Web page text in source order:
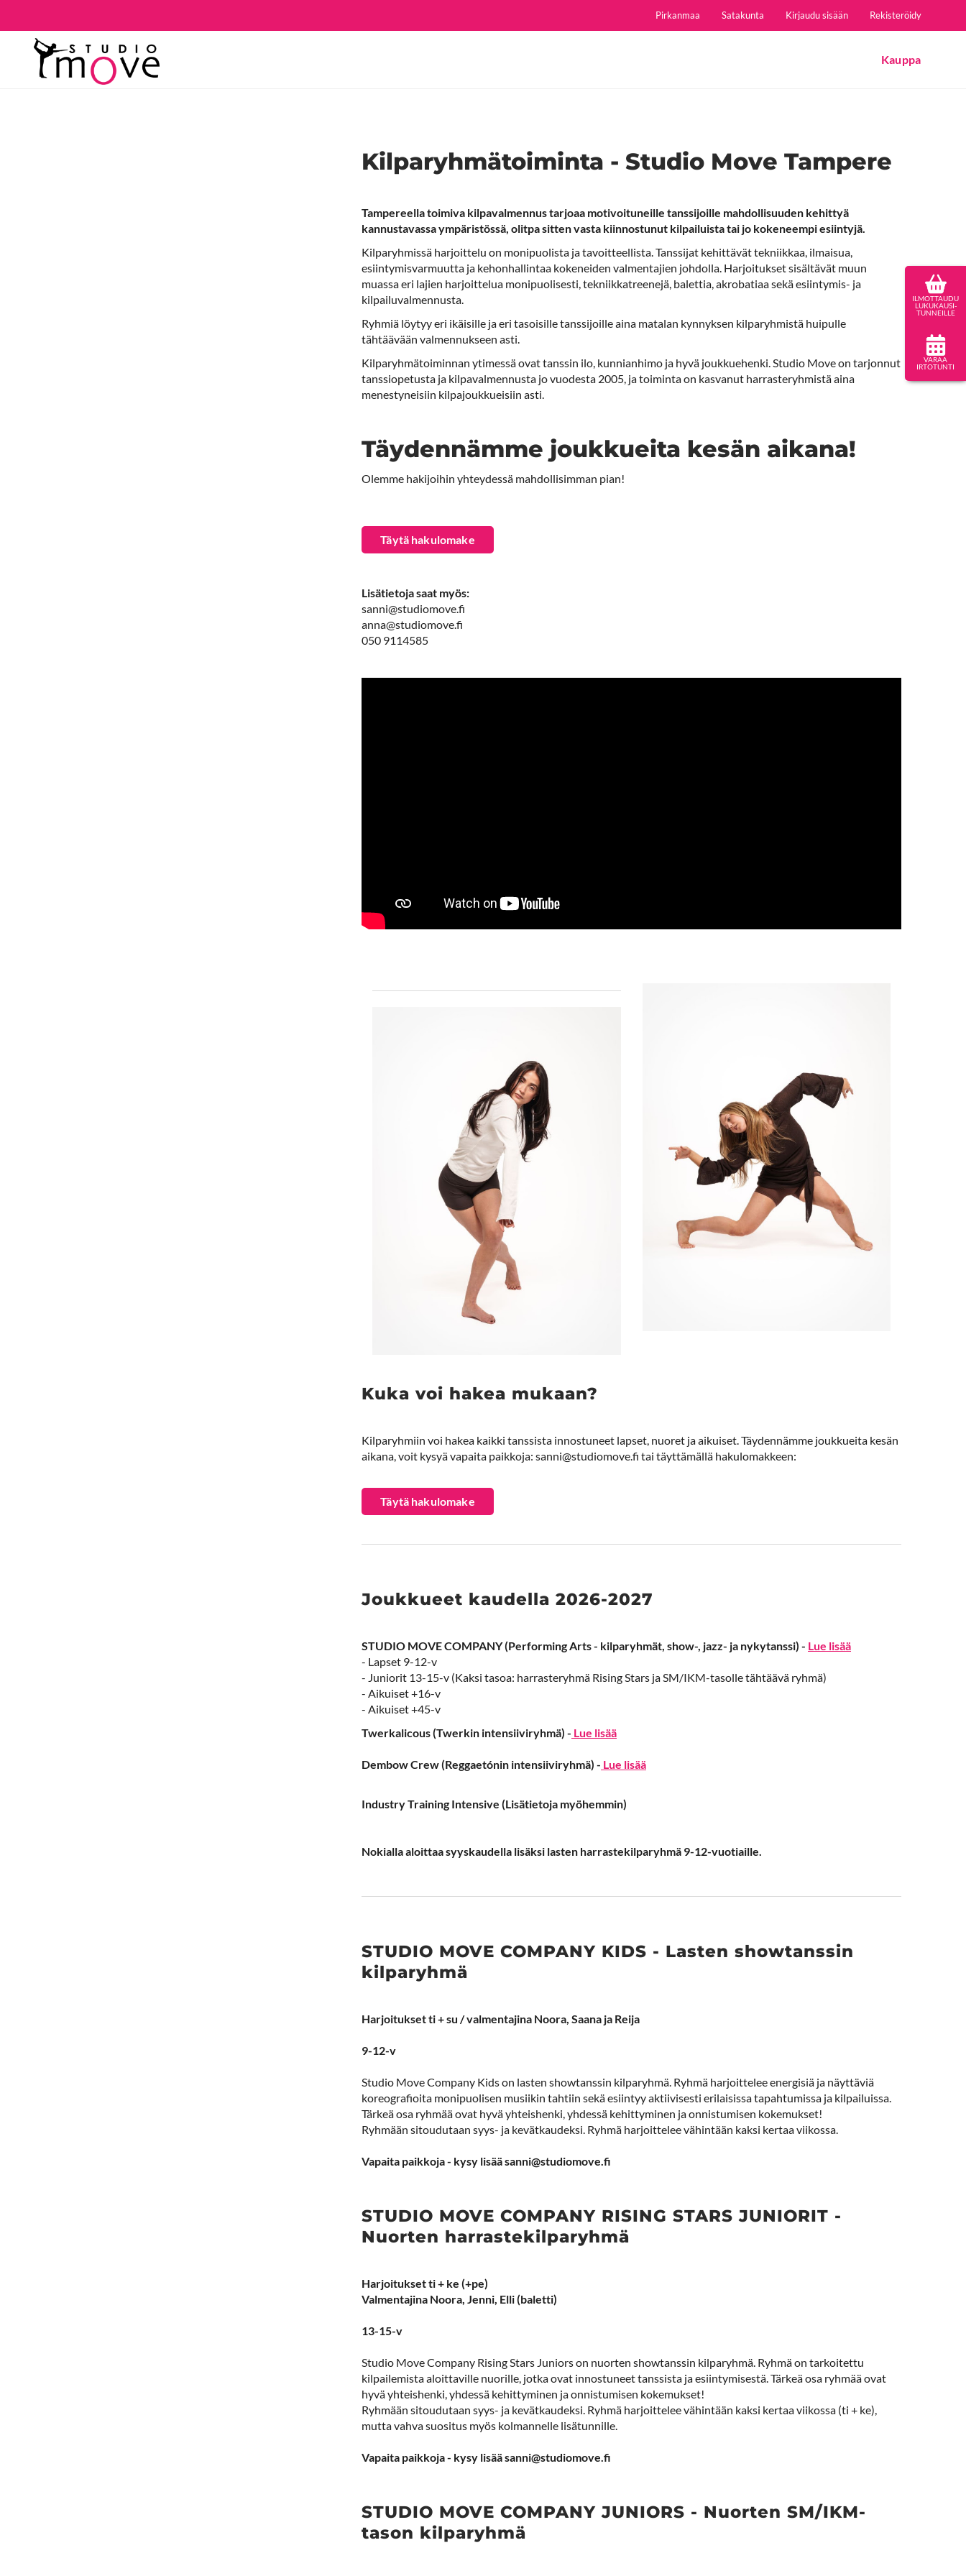
Pirkanmaa Satakunta Kirjaudu sisään Rekisteröidy
Kauppa
ILMOTTAUDU
LUKUKAUSI-
TUNNEILLE
VARAA
IRTOTUNTI
Kilparyhmätoiminta - Studio Move Tampere
Tampereella toimiva kilpavalmennus tarjoaa motivoituneille tanssijoille mahdollisuuden kehittyä
kannustavassa ympäristössä, olitpa sitten vasta kiinnostunut kilpailuista tai jo kokeneempi esiintyjä.
Kilparyhmissä harjoittelu on monipuolista ja tavoitteellista. Tanssijat kehittävät tekniikkaa, ilmaisua,
esiintymisvarmuutta ja kehonhallintaa kokeneiden valmentajien johdolla. Harjoitukset sisältävät muun
muassa eri lajien harjoittelua monipuolisesti, tekniikkatreenejä, balettia, akrobatiaa sekä esiintymis- ja
kilpailuvalmennusta.
Ryhmiä löytyy eri ikäisille ja eri tasoisille tanssijoille aina matalan kynnyksen kilparyhmistä huipulle
tähtäävään valmennukseen asti.
Kilparyhmätoiminnan ytimessä ovat tanssin ilo, kunnianhimo ja hyvä joukkuehenki. Studio Move on tarjonnut
tanssiopetusta ja kilpavalmennusta jo vuodesta 2005, ja toiminta on kasvanut harrasteryhmistä aina
menestyneisiin kilpajoukkueisiin asti.
Täydennämme joukkueita kesän aikana!
Olemme hakijoihin yhteydessä mahdollisimman pian!
Täytä hakulomake
Lisätietoja saat myös:
sanni@studiomove.fi
anna@studiomove.fi
050 9114585
Kuka voi hakea mukaan?
Kilparyhmiin voi hakea kaikki tanssista innostuneet lapset, nuoret ja aikuiset. Täydennämme joukkueita kesän
aikana, voit kysyä vapaita paikkoja: sanni@studiomove.fi tai täyttämällä hakulomakkeen:
Täytä hakulomake
Joukkueet kaudella 2026-2027
STUDIO MOVE COMPANY (Performing Arts - kilparyhmät, show-, jazz- ja nykytanssi) - Lue lisää
- Lapset 9-12-v
- Juniorit 13-15-v (Kaksi tasoa: harrasteryhmä Rising Stars ja SM/IKM-tasolle tähtäävä ryhmä)
- Aikuiset +16-v
- Aikuiset +45-v
Twerkalicous (Twerkin intensiiviryhmä) - Lue lisää
Dembow Crew (Reggaetónin intensiiviryhmä) - Lue lisää
Industry Training Intensive (Lisätietoja myöhemmin)
Nokialla aloittaa syyskaudella lisäksi lasten harrastekilparyhmä 9-12-vuotiaille.
STUDIO MOVE COMPANY KIDS - Lasten showtanssin
kilparyhmä
Harjoitukset ti + su / valmentajina Noora, Saana ja Reija
​​​​​​​9-12-v
Studio Move Company Kids on lasten showtanssin kilparyhmä. Ryhmä harjoittelee energisiä ja näyttäviä
koreografioita monipuolisen musiikin tahtiin sekä esiintyy aktiivisesti erilaisissa tapahtumissa ja kilpailuissa.
Tärkeä osa ryhmää ovat hyvä yhteishenki, yhdessä kehittyminen ja onnistumisen kokemukset!
Ryhmään sitoudutaan syys- ja kevätkaudeksi. Ryhmä harjoittelee vähintään kaksi kertaa viikossa.
​​​​​​​Vapaita paikkoja - kysy lisää sanni@studiomove.fi
STUDIO MOVE COMPANY RISING STARS JUNIORIT -
Nuorten harrastekilparyhmä
Harjoitukset ti + ke (+pe)
Valmentajina Noora, Jenni, Elli (baletti)
13-15-v
Studio Move Company Rising Stars Juniors on nuorten showtanssin kilparyhmä. Ryhmä on tarkoitettu
kilpailemista aloittaville nuorille, jotka ovat innostuneet tanssista ja esiintymisestä. Tärkeä osa ryhmää ovat
hyvä yhteishenki, yhdessä kehittyminen ja onnistumisen kokemukset!
Ryhmään sitoudutaan syys- ja kevätkaudeksi. Ryhmä harjoittelee vähintään kaksi kertaa viikossa (ti + ke),
mutta vahva suositus myös kolmannelle lisätunnille.
​​​​​​​Vapaita paikkoja - kysy lisää sanni@studiomove.fi
STUDIO MOVE COMPANY JUNIORS - Nuorten SM/IKM-
tason kilparyhmä